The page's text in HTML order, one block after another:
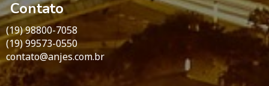
Contato
(19) 98800-7058
(19) 99573-0550
contato@anjes.com.br